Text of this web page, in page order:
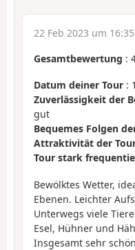
22 Feb 2023 um 16:35
Gesamtbewertung :
Datum deiner Tour :
Zuverlässigkeit der
gut
Bequemes Folgen
Attraktivität der
Tour stark
Bewölktes Wetter,
Ebenen. Leichter
Unterwegs viele
Esel, Hühner und
Insgesamt sehr